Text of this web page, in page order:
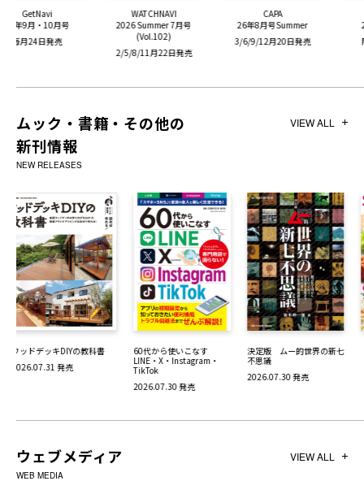
WATCHNAVI
2026 Summer 7月号
(Vol.102)
26年8月号Summer
3/6/9/12月20日発売
25年8月21日号
隔週水曜日発売
ムック・書籍・その他の
新刊情報
NEW RELEASES
60代から使いこなす
TikTok
決定版 ムー的世界の新七
不思議
2026.07.30 発売
１００円２００円節約おか
ずおいしい５００品
2026.07.22 発売
VIEW ALL
ウェブメディア
WEB MEDIA
VIEW ALL